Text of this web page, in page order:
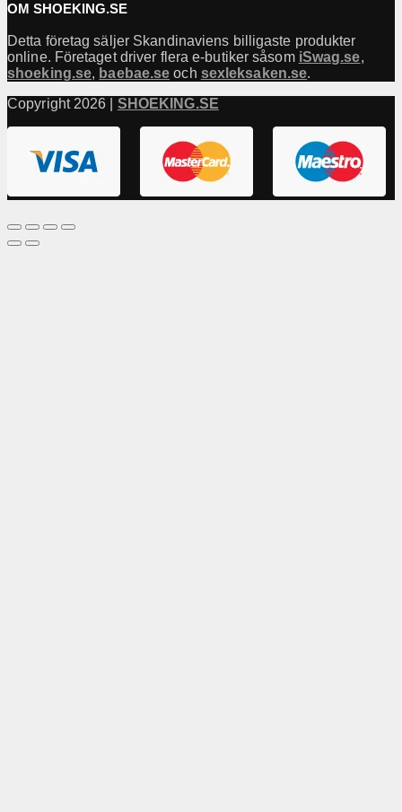
OM SHOEKING.SE
Detta företag säljer Skandinaviens billigaste produkter
online. Företaget driver flera e-butiker såsom iSwag.se,
shoeking.se, baebae.se och sexleksaken.se.
Copyright 2026 | SHOEKING.SE